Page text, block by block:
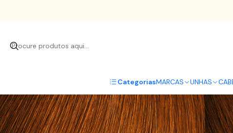
CategoriasMARCAS UNHAS